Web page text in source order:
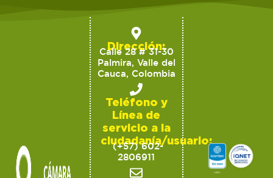
Dirección:
Calle 28 # 31-30
Palmira, Valle del
Cauca, Colombia
Teléfono y
Línea de
servicio a la
ciudadanía/usuario:
(+57) 602-
2806911